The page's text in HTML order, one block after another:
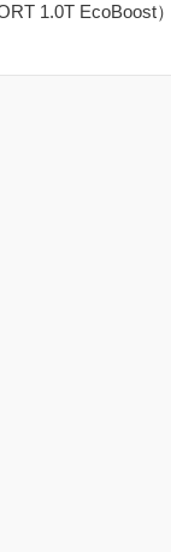
1.0T EcoBoost